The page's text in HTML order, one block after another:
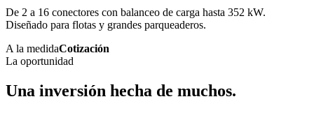
De 2 a 16 conectores con balanceo de carga hasta 352 kW.
Diseñado para flotas y grandes parqueaderos.
A la medidaCotización
La oportunidad
Una inversión hecha de muchos.